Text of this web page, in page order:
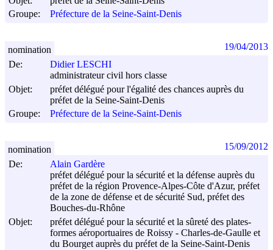
Groupe:
Préfecture de la Seine-Saint-Denis
De:
Didier LESCHI
administrateur civil hors classe
Objet:
préfet délégué pour l'égalité des chances auprès du
préfet de la Seine-Saint-Denis
Groupe:
Préfecture de la Seine-Saint-Denis
nomination 19/04/2013
De:
Alain Gardère
préfet délégué pour la sécurité et la défense auprès du
préfet de la région Provence-Alpes-Côte d'Azur, préfet
de la zone de défense et de sécurité Sud, préfet des
Bouches-du-Rhône
Objet:
préfet délégué pour la sécurité et la sûreté des plates-
formes aéroportuaires de Roissy - Charles-de-Gaulle et
du Bourget auprès du préfet de la Seine-Saint-Denis
nomination 15/09/2012